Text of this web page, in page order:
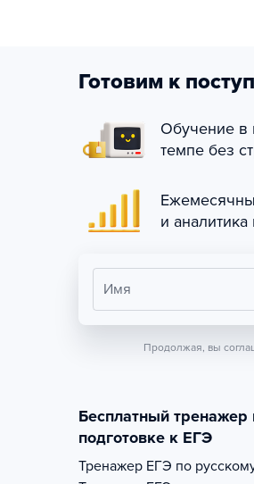
Готовим к
Обучение в
темпе без
и аналитика
Имя
Продолжая, вы
Бесплатный тренажер
подготовке к ЕГЭ
Тренажер ЕГЭ по